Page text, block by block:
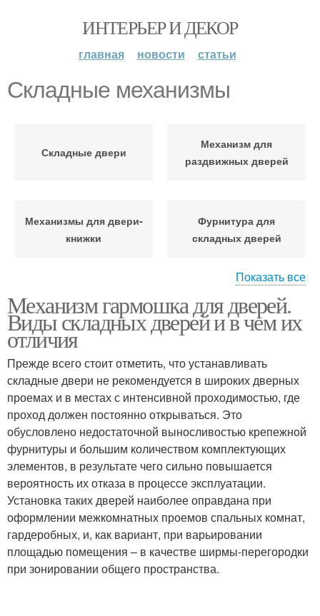
ИНТЕРЬЕР И ДЕКОР
главная новости статьи
Складные механизмы
Складные двери
Механизм для
раздвижных дверей
Механизмы для двери-
книжки
Фурнитура для
складных дверей
Система для складных
дверей
Показать все
Механизм гармошка для дверей.
Виды складных дверей и в чем их
отличия
Прежде всего стоит отметить, что устанавливать
складные двери не рекомендуется в широких дверных
проемах и в местах с интенсивной проходимостью, где
проход должен постоянно открываться. Это
обусловлено недостаточной выносливостью крепежной
фурнитуры и большим количеством комплектующих
элементов, в результате чего сильно повышается
вероятность их отказа в процессе эксплуатации.
Установка таких дверей наиболее оправдана при
оформлении межкомнатных проемов спальных комнат,
гардеробных, и, как вариант, при варьировании
площадью помещения – в качестве ширмы-перегородки
при зонировании общего пространства.